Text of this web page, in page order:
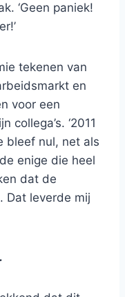
‘Geen paniek!
tekenen van
en
voor een
collega’s. ‘2011
bleef nul, net als
enige die heel
dat de
Dat leverde mij